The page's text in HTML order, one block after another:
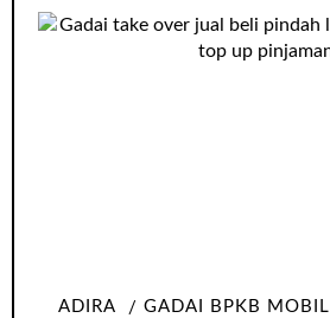
ADIRA GADAI BPKB MOBIL